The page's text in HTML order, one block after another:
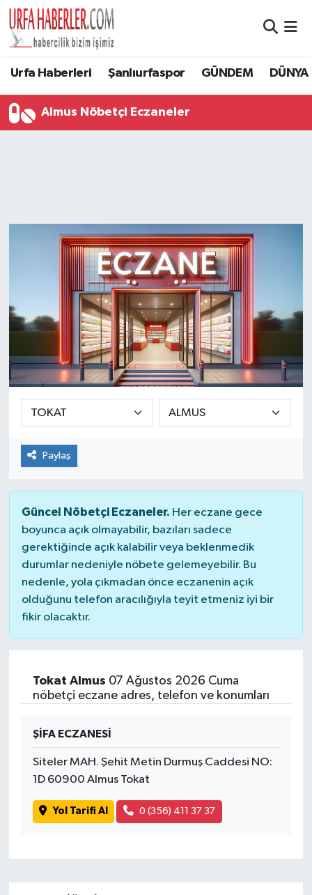
Urfa Haberleri Şanlıurfaspor GÜNDEM DÜNYA
Almus Nöbetçi Eczaneler
Paylaş
Güncel Nöbetçi Eczaneler. Her eczane gece
boyunca açık olmayabilir, bazıları sadece
gerektiğinde açık kalabilir veya beklenmedik
durumlar nedeniyle nöbete gelemeyebilir. Bu
nedenle, yola çıkmadan önce eczanenin açık
olduğunu telefon aracılığıyla teyit etmeniz iyi bir
fikir olacaktır.
Tokat Almus 07 Ağustos 2026 Cuma
nöbetçi eczane adres, telefon ve konumları
ŞİFA ECZANESİ
Siteler MAH. Şehit Metin Durmuş Caddesi NO:
1D 60900 Almus Tokat
Yol Tarifi Al 0 (356) 411 37 37
Şanlıurfa Nöbetçi Eczaneler
Son Dakika Haberleri
Haber Arşivi